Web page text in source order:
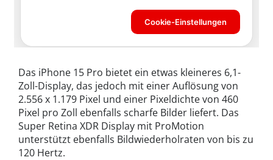
Das iPhone 15 Pro bietet ein etwas kleineres 6,1-
Zoll-Display, das jedoch mit einer Auflösung von
2.556 x 1.179 Pixel und einer Pixeldichte von 460
Pixel pro Zoll ebenfalls scharfe Bilder liefert. Das
Super Retina XDR Display mit ProMotion
unterstützt ebenfalls Bildwiederholraten von bis zu
120 Hertz.